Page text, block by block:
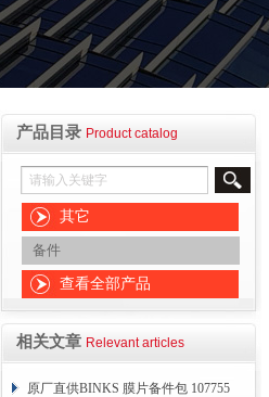
产品目录 Product catalog
其它
备件
查看全部产品
相关文章 Relevant articles
原厂直供BINKS 膜片备件包 107755